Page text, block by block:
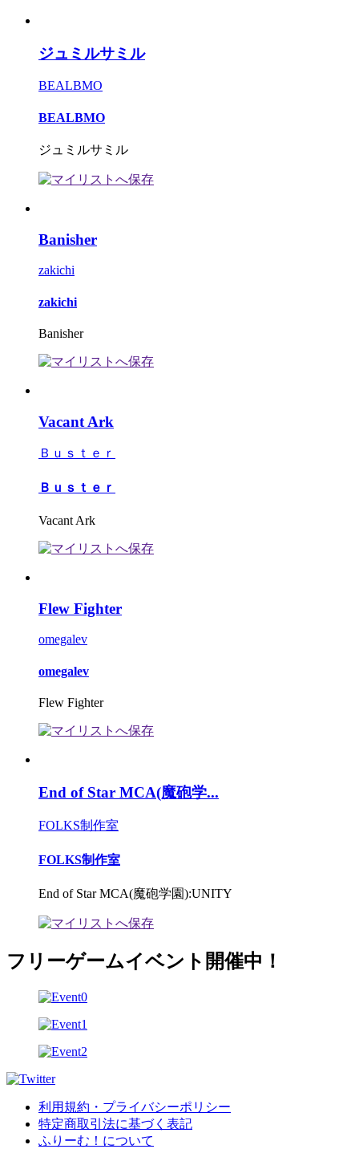
ジュミルサミル
BEALBMO
BEALBMO
ジュミルサミル
Banisher
zakichi
zakichi
Banisher
Vacant Ark
Ｂｕｓｔｅｒ
Ｂｕｓｔｅｒ
Vacant Ark
Flew Fighter
omegalev
omegalev
Flew Fighter
End of Star MCA(魔砲学...
FOLKS制作室
FOLKS制作室
End of Star MCA(魔砲学園):UNITY
フリーゲームイベント開催中！
利用規約・プライバシーポリシー
特定商取引法に基づく表記
ふりーむ！について